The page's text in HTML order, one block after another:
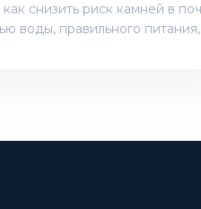
снизить риск камней в
воды, правильного питания,